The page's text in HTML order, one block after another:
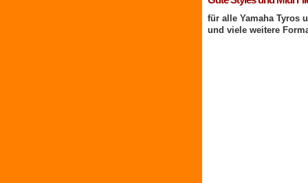
für alle Yamaha Tyros
und viele weitere